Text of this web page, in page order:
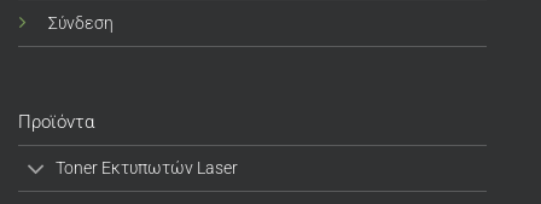
Σύνδεση
Προϊόντα
Toner Εκτυπωτών Laser